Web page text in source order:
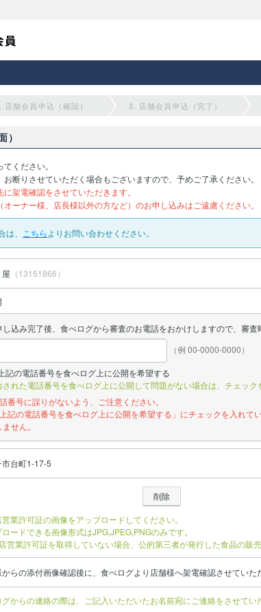
店舗会員申込（確認） 3. 店舗会員申込（完了）
）
ください。
断りさせていただく場合もございますので、予めご了承ください。
架電確認をさせていただきます。
ーナー様、店長様以外の方など）のお申し込みはご遠慮ください。
、 こちら よりお問い合わせください。
（13151866）
し込み完了後、食べログから審査のお電話をおかけしますので、審査
（例 00-0000-0000）
上記の電話番号を食べログ上に公開を希望する
された電話番号を食べログ上に公開して問題がない場合は、チェック
番号に誤りがないよう、ご注意ください。
記の電話番号を食べログ上に公開を希望する」にチェックを入れ
せん。
市台町1-17-5
業許可証の画像をアップロードしてください。
ードできる画像形式はJPG,JPEG,PNGのみです。
営業許可証を取得していない場合、公的第三者が発行した食品の販
からの添付画像確認後に、食べログより店舗様へ架電確認させていた
からの連絡の際は、ご記入いただいたお名前宛にご連絡をさせてい